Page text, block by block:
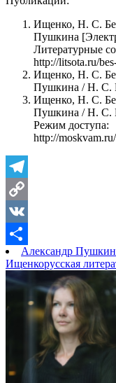
Ищенко, Н. С.
Пушкина
Литературные
http://litsota.ru/
Ищенко, Н. С.
Пушкина / Н. С.
Ищенко, Н. С.
Пушкина / Н. С.
Режим доступа:
http://
Telegram
Copy
Link
VK
Отправить
Александр Пушкин
Ищенкорусская